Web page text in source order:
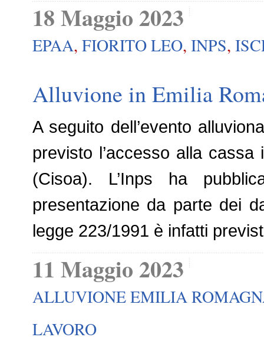
18 Maggio 2023
EPAA, FIORITO LEO, INPS,
Alluvione in Emilia
A seguito dell’evento
previsto l’accesso alla
(Cisoa). L’Inps ha
presentazione da parte dei
legge 223/1991 è infatti
11 Maggio 2023
ALLUVIONE EMILIA
LAVORO